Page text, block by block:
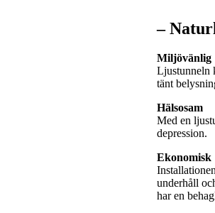
–
Miljövänlig
Ljustunneln
tänt
Hälsosam
Med en
depression.
Ekonomisk
underhåll
har en